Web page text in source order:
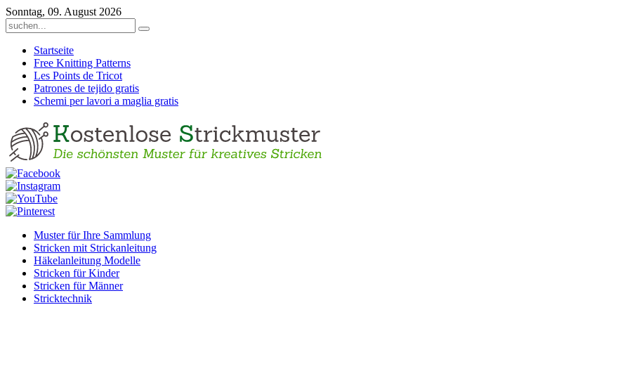
Sonntag, 09. August 2026
Startseite
Free Knitting Patterns
Les Points de Tricot
Patrones de tejido gratis
Schemi per lavori a maglia gratis
Muster für Ihre Sammlung
Stricken mit Strickanleitung
Häkelanleitung Modelle
Stricken für Kinder
Stricken für Männer
Stricktechnik